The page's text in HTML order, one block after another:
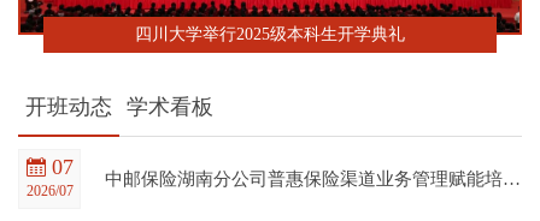
四川大学举行2025级本科生开学典礼
开班动态 学术看板
07
2026/07
中邮保险湖南分公司普惠保险渠道业务管理赋能培训班在四川大学全国干部教育培训基地顺利开班